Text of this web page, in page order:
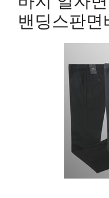
밴딩스판면